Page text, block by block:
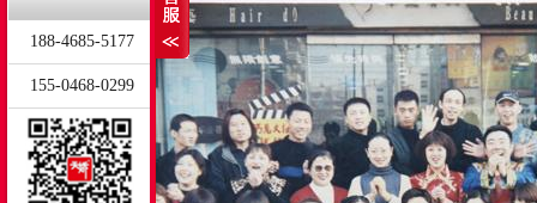
188-4685-5177
155-0468-0299